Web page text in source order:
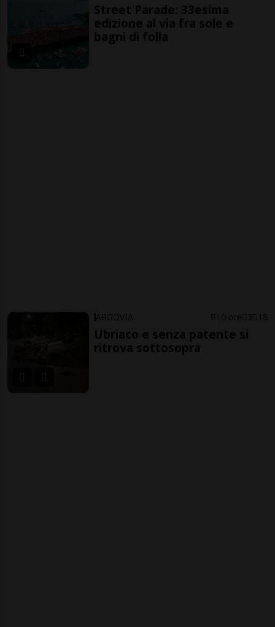
Street Parade: 33esima
edizione al via fra sole e
bagni di folla
ARGOVIA 10 ore 3 18
Ubriaco e senza patente si
ritrova sottosopra